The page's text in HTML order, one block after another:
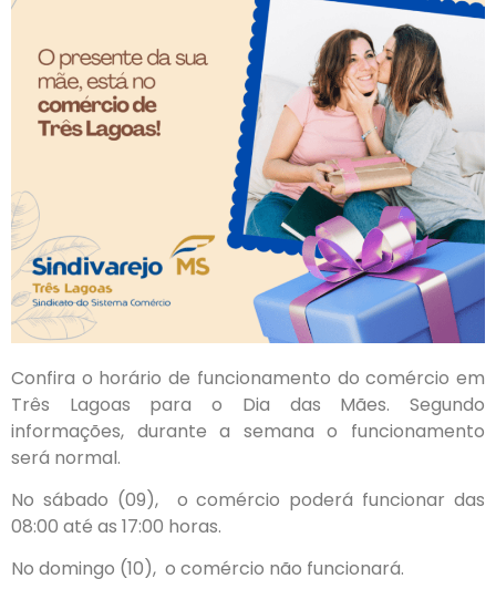
Confira o horário de funcionamento do comércio em
Três Lagoas para o Dia das Mães. Segundo
informações, durante a semana o funcionamento
será normal.
No sábado (09),
o comércio poderá funcionar das
08:00 até as 17:00 horas.
No domingo (10), o comércio não funcionará.